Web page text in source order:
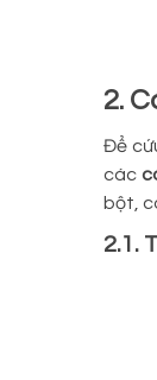
2.
Để
các
bột,
2.1.